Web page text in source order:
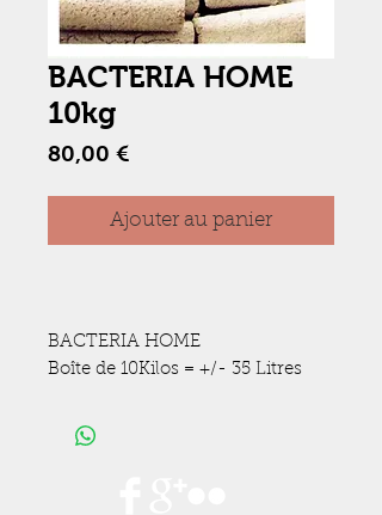
BACTERIA HOME
10kg
80,00 €
Ajouter au panier
BACTERIA HOME
Boîte de 10Kilos = +/- 35 Litres